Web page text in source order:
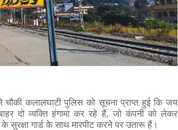
कलालघाटी पुलिस को सूचना प्राप्त हुई कि जय
दो व्यक्ति हंगामा कर रहे हैं, जो कंपनी को लेकर
सुरक्षा गार्ड के साथ मारपीट करने पर उतारू हैं।